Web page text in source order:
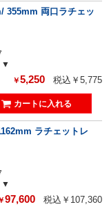
355mm 両口ラチェッ
￥5,250 税込￥5,775
ラチェットレ
97,600 税込￥107,360